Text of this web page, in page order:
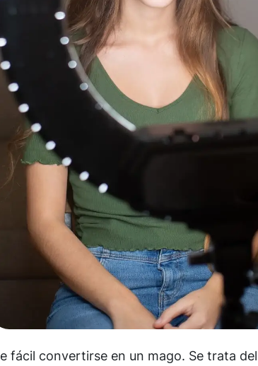
fácil convertirse en un mago. Se trata